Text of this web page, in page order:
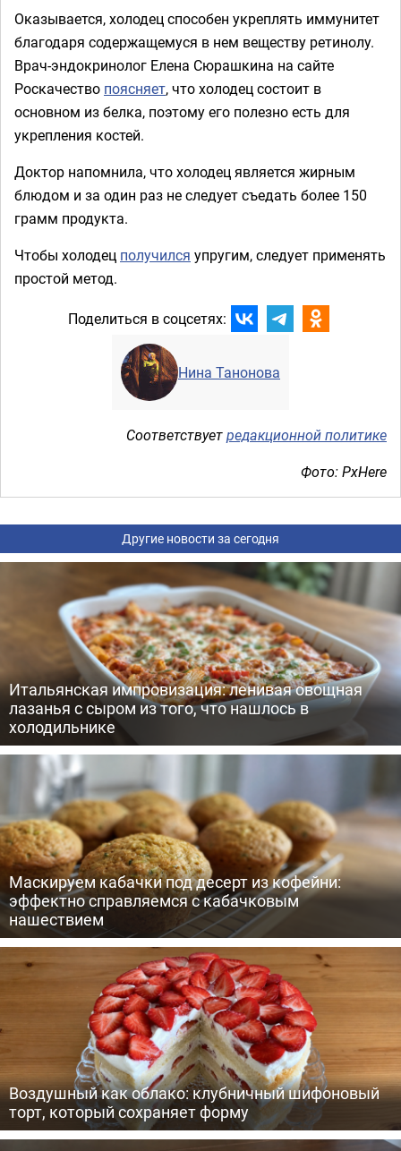
Оказывается, холодец способен укреплять иммунитет
благодаря содержащемуся в нем веществу ретинолу.
Врач-эндокринолог Елена Сюрашкина на сайте
Роскачество поясняет, что холодец состоит в
основном из белка, поэтому его полезно есть для
укрепления костей.
Доктор напомнила, что холодец является жирным
блюдом и за один раз не следует съедать более 150
грамм продукта.
Чтобы холодец получился упругим, следует применять
простой метод.
Поделиться в соцсетях:
Нина Танонова
Соответствуетредакционной политике
Фото: PxHere
Другие новости за сегодня
Итальянская импровизация: ленивая овощная
лазанья с сыром из того, что нашлось в
холодильнике
Маскируем кабачки под десерт из кофейни:
эффектно справляемся с кабачковым
нашествием
Воздушный как облако: клубничный шифоновый
торт, который сохраняет форму